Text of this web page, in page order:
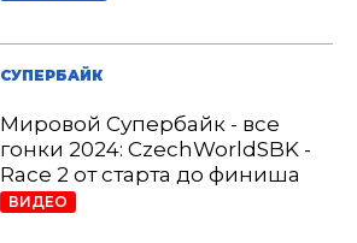
СУПЕРБАЙК
Мировой Супербайк - все
гонки 2024: CzechWorldSBK -
Race 2 от старта до финиша
ВИДЕО